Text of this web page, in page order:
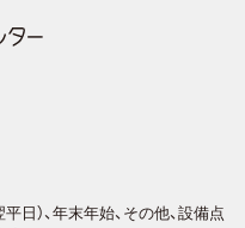
日）、年末年始、その他、設備点